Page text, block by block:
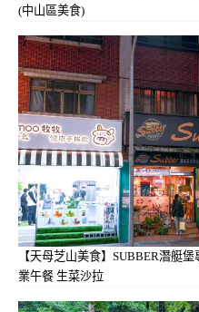
(中山區美食)
【天母芝山美食】SUBBER潛艇
業午餐 生菜沙拉